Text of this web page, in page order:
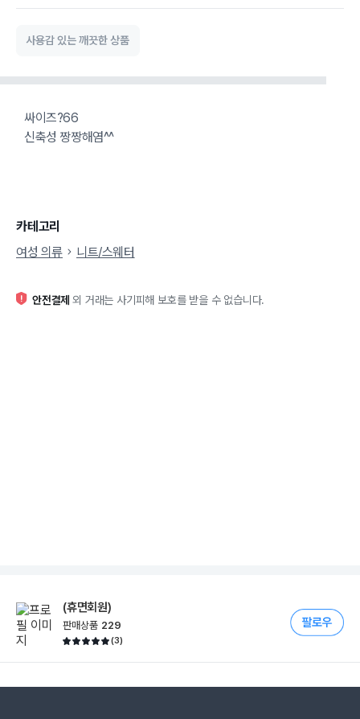
사용감 있는 깨끗한 상품
싸이즈?66
신축성 짱짱해염^^
카테고리
여성 의류
니트/스웨터
안전결제 외 거래는 사기피해 보호를 받을 수 없습니다.
(휴면회원)
판매상품 229
(3)